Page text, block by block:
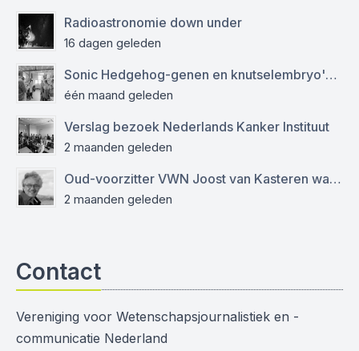
Radioastronomie down under
16 dagen geleden
Sonic Hedgehog-genen en knutselembryo's: verslag bezoek aan Sanquin
één maand geleden
Verslag bezoek Nederlands Kanker Instituut
2 maanden geleden
Oud-voorzitter VWN Joost van Kasteren was een empathische mentor en kritisch journalist
2 maanden geleden
Contact
Vereniging voor Wetenschapsjournalistiek en -
communicatie Nederland